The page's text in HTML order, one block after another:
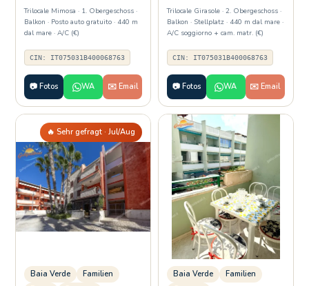
Trilocale Mimosa · 1. Obergeschoss ·
Balkon · Posto auto gratuito · 440 m
dal mare · A/C (€)
CIN: IT075031B400068763
📷 Fotos WA ✉️ Email
Trilocale Girasole · 2. Obergeschoss ·
Balkon · Stellplatz · 440 m dal mare ·
A/C soggiorno + cam. matr. (€)
CIN: IT075031B400068763
📷 Fotos WA ✉️ Email
🔥 Sehr gefragt · Jul/Aug
Baia Verde
Familien
Baia Verde
Familien